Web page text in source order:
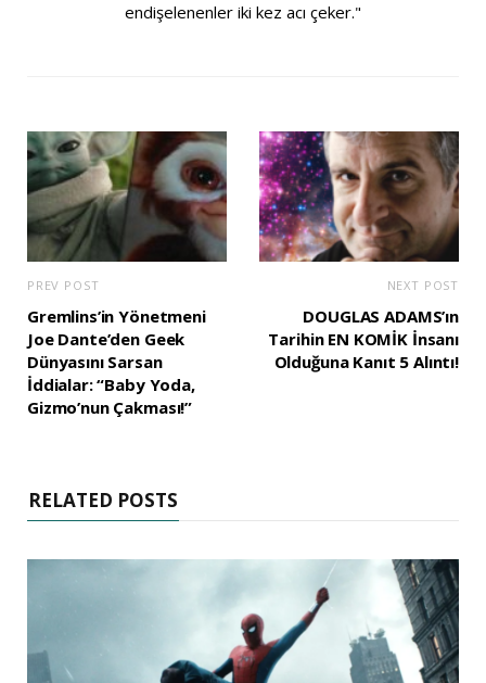
endişelenenler iki kez acı çeker."
PREV POST
Gremlins’in Yönetmeni
Joe Dante’den Geek
Dünyasını Sarsan
İddialar: “Baby Yoda,
Gizmo’nun Çakması!”
NEXT POST
DOUGLAS ADAMS’ın
Tarihin EN KOMİK İnsanı
Olduğuna Kanıt 5 Alıntı!
RELATED POSTS